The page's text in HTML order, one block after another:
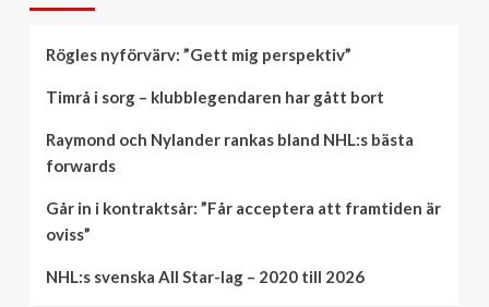
Rögles nyförvärv: ”Gett mig perspektiv”
Timrå i sorg – klubblegendaren har gått bort
Raymond och Nylander rankas bland NHL:s bästa
forwards
Går in i kontraktsår: ”Får acceptera att framtiden är
oviss”
NHL:s svenska All Star-lag – 2020 till 2026